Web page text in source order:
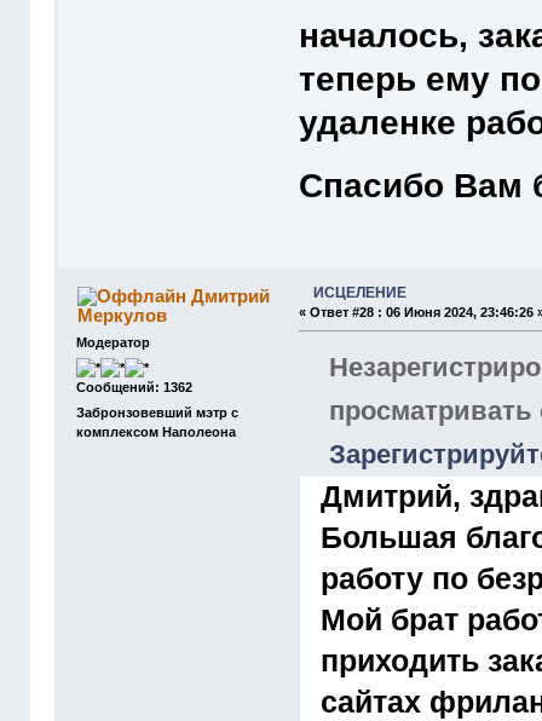
началось,
теперь ему
удаленке
Спасибо Вам
Дмитрий
Меркулов
Модератор
Сообщений: 1362
Забронзовевший мэтр с
комплексом Наполеона
ИСЦЕЛЕНИЕ
«Ответ #28 : 06 Июня 2024, 23:46:26
Дмитрий,
Большая
работу по
Мой брат
приходить
сайтах